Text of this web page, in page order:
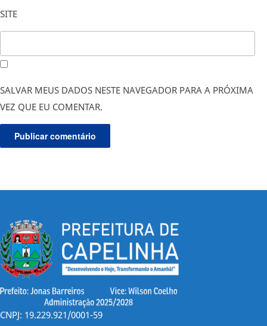
SITE
SALVAR MEUS DADOS NESTE NAVEGADOR PARA A PRÓXIMA
VEZ QUE EU COMENTAR.
CNPJ: 19.229.921/0001-59